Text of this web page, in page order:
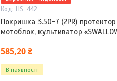
HS-442
Покришка 3.50-7 (2PR)
мотоблок, культиватор
585,20 ₴
В наявності